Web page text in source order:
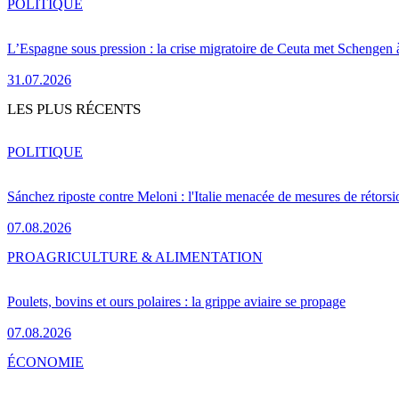
L’Espagne sous pression : la crise migratoire de Ceuta met Schengen
31.07.2026
POLITIQUE
LES PLUS RÉCENTS
Sánchez riposte contre Meloni : l'Italie menacée de mesures de
07.08.2026
POLITIQUE
Poulets, bovins et ours polaires : la grippe aviaire se propage
07.08.2026
PROAGRICULTURE & ALIMENTATION
ÉCONOMIE